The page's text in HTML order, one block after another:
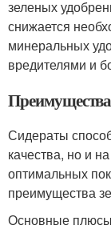
зеленых
снижается
минеральных
вредителями и
Сидераты
качества, но и
оптимальных
преимущества
Основные